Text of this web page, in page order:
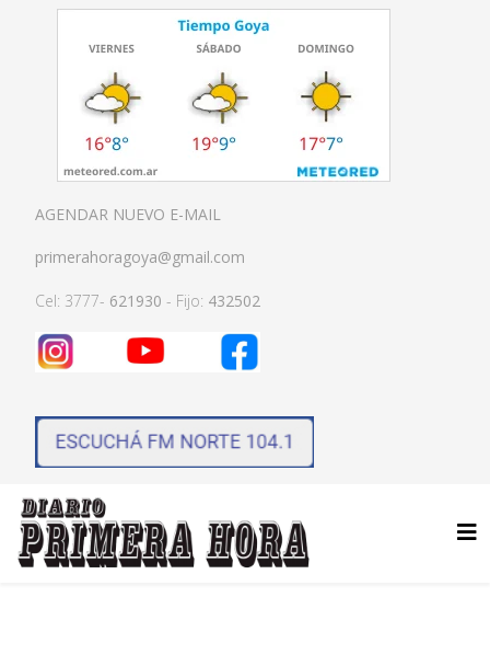
AGENDAR NUEVO E-MAIL
primerahoragoya@gmail.com
Cel: 3777- 621930 - Fijo: 432502